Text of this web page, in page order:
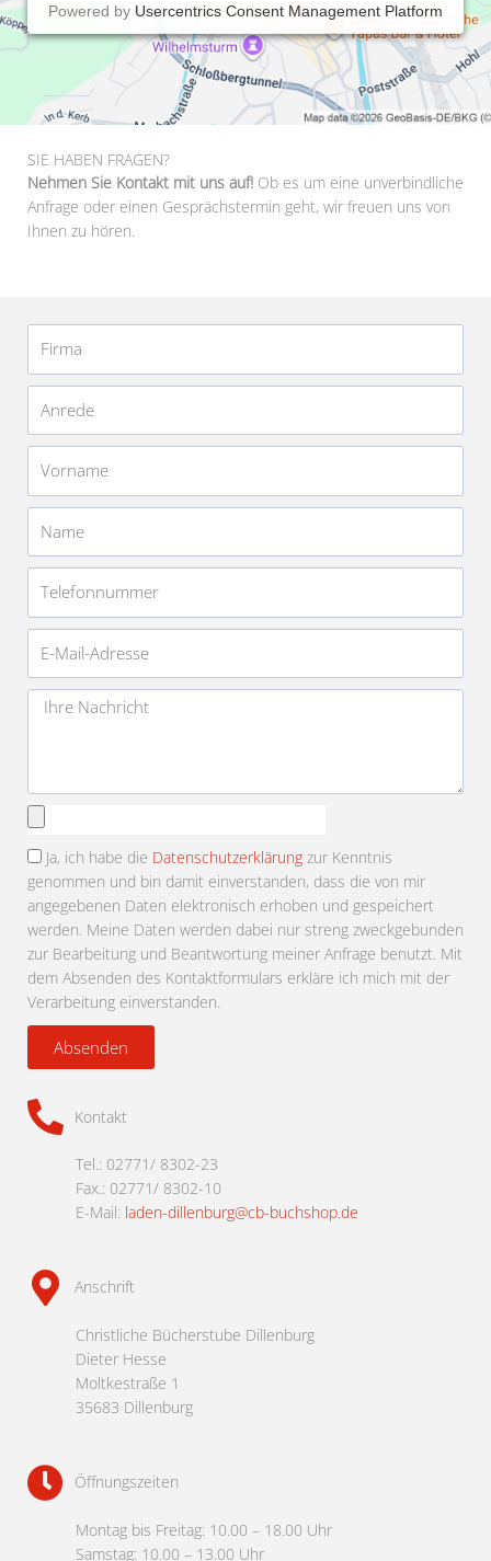
Powered by Usercentrics Consent Management Platform
SIE HABEN FRAGEN?
Nehmen Sie Kontakt mit uns auf! Ob es um eine unverbindliche
Anfrage oder einen Gesprächstermin geht, wir freuen uns von
Ihnen zu hören.
Mail-
Adresse
Nachricht
Anhang
Ja, ich habe die Datenschutzerklärung zur Kenntnis
genommen und bin damit einverstanden, dass die von mir
angegebenen Daten elektronisch erhoben und gespeichert
werden. Meine Daten werden dabei nur streng zweckgebunden
zur Bearbeitung und Beantwortung meiner Anfrage benutzt. Mit
dem Absenden des Kontaktformulars erkläre ich mich mit der
Verarbeitung einverstanden.
Absenden
Kontakt
Tel.: 02771/ 8302-23
Fax.: 02771/ 8302-10
E-Mail: laden-dillenburg@cb-buchshop.de
Anschrift
Christliche Bücherstube Dillenburg
Dieter Hesse
Moltkestraße 1
35683 Dillenburg
Öffnungszeiten
Montag bis Freitag: 10.00 – 18.00 Uhr
Samstag: 10.00 – 13.00 Uhr